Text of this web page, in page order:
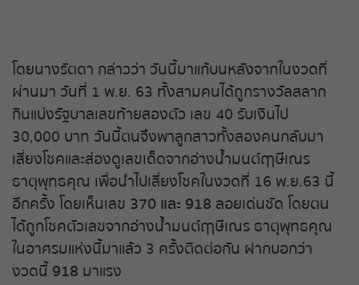
โดยนางรัตดา กล่าวว่า วันนี้มาแก้บนหลังจากในงวดที่
ผ่านมา วันที่ 1 พ.ย. 63 ทั้งสามคนได้ถูกรางวัลสลาก
กินแบ่งรัฐบาลเลขท้ายสองตัว เลข 40 รับเงินไป
30,000 บาท วันนี้ตนจึงพาลูกสาวทั้งสองคนกลับมา
เสี่ยงโชคและส่องดูเลขเด็ดจากอ่างน้ำมนต์ฤาษีเณร
ธาตุพุทธคุณ เพื่อนำไปเสี่ยงโชคในงวดที่ 16 พ.ย.63 นี้
อีกครั้ง โดยเห็นเลข 370 และ 918 ลอยเด่นชัด โดยตน
ได้ถูกโชคตัวเลขจากอ่างน้ำมนต์ฤาษีเณร ธาตุพุทธคุณ
ในอาศรมแห่งนี้มาแล้ว 3 ครั้งติดต่อกัน ฝากบอกว่า
งวดนี้918 มาแรง